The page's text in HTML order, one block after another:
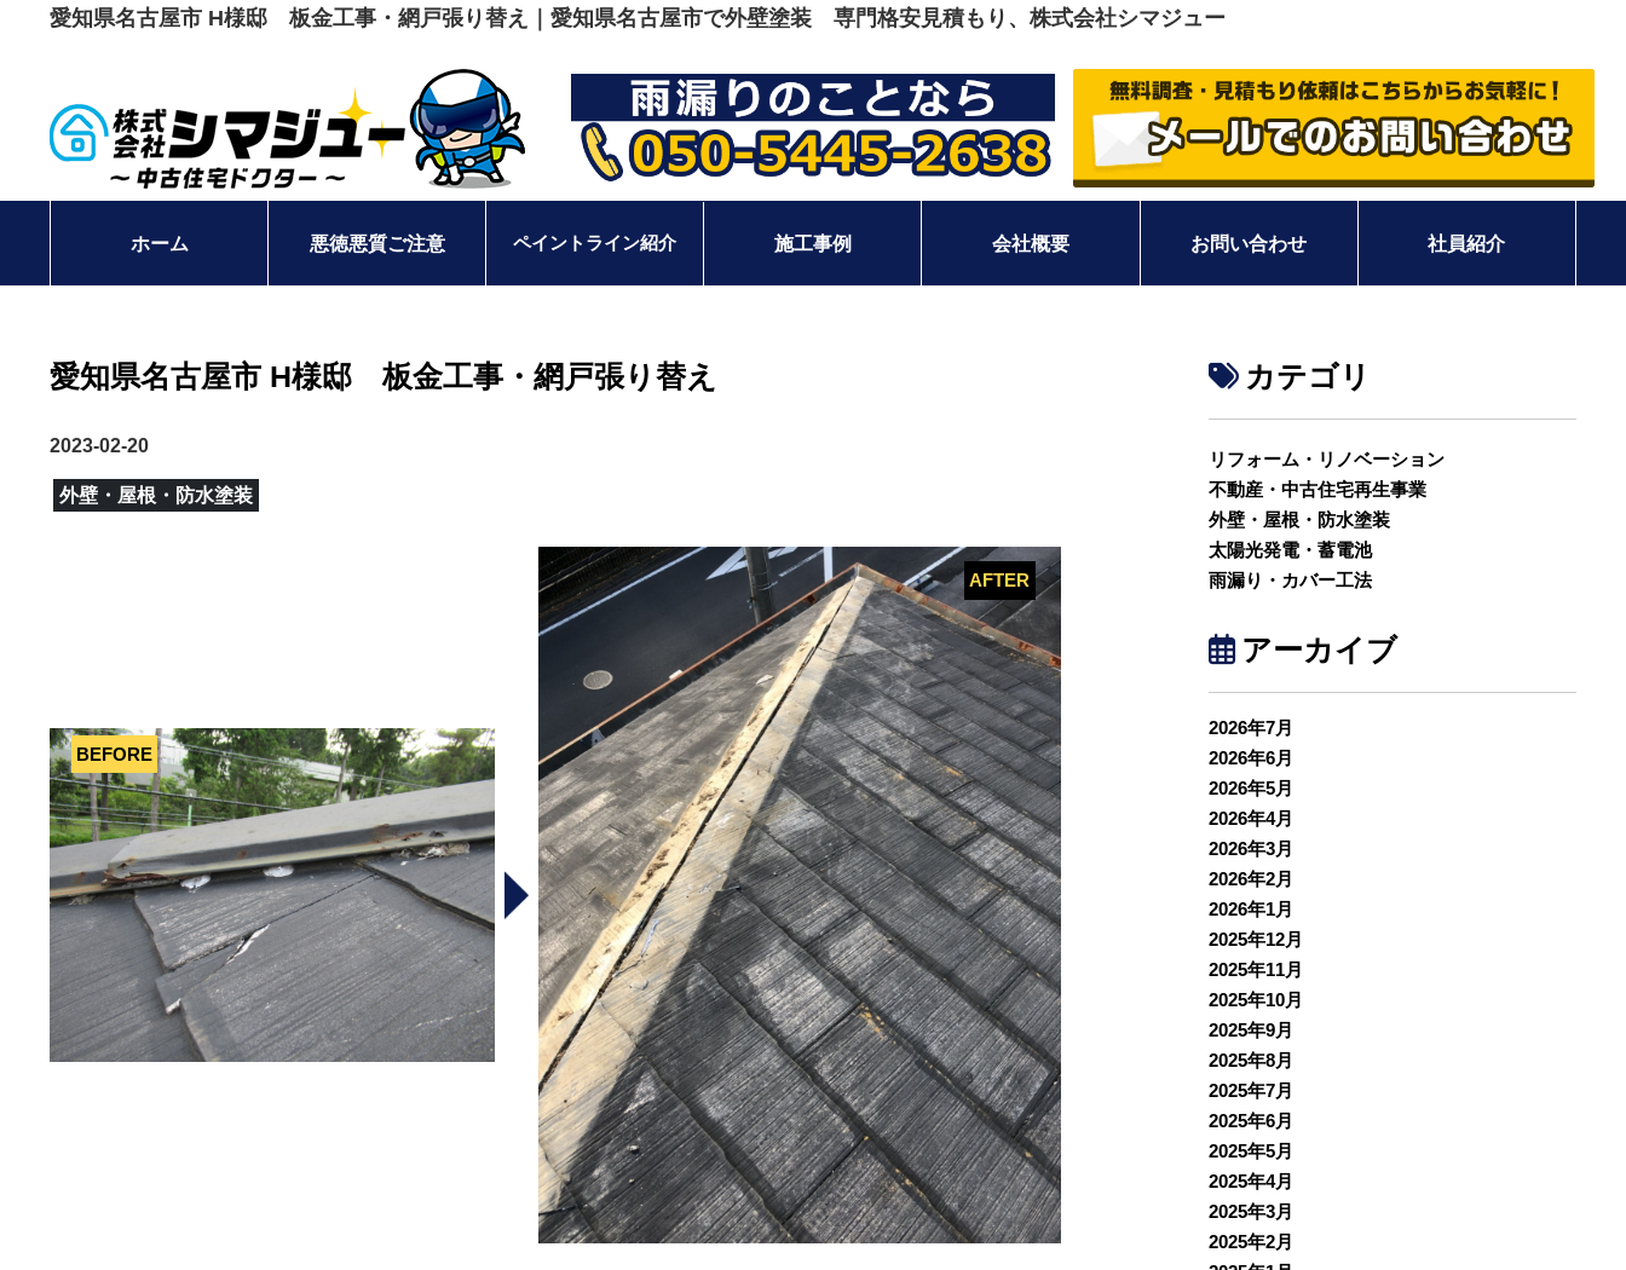
愛知県名古屋市 H様邸 板金工事・網戸張り替え｜愛知県名古屋市で外壁塗装 専門格安見積もり、株式会社シマジュー
ホーム 悪徳悪質ご注意 ペイントライン紹介 施工事例 会社概要 お問い合わせ 社員紹介
愛知県名古屋市 H様邸 板金工事・網戸張り替え
2023-02-20
外壁・屋根・防水塗装
カテゴリ
リフォーム・リノベーション
不動産・中古住宅再生事業
外壁・屋根・防水塗装
太陽光発電・蓄電池
雨漏り・カバー工法
アーカイブ
2026年7月
2026年6月
2026年5月
2026年4月
2026年3月
2026年2月
2026年1月
2025年12月
2025年11月
2025年10月
2025年9月
2025年8月
2025年7月
2025年6月
2025年5月
2025年4月
2025年3月
2025年2月